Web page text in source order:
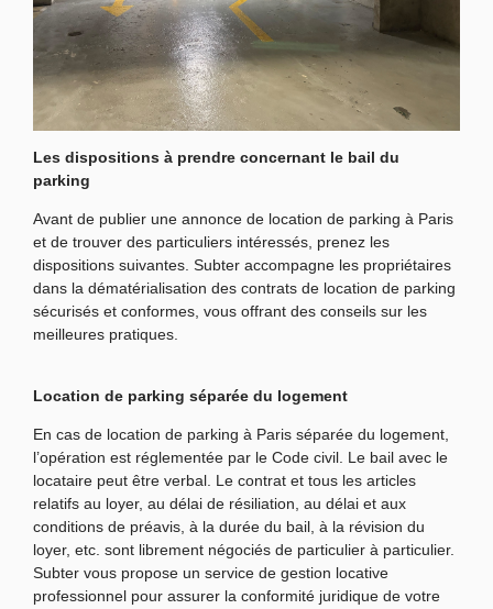
Les dispositions à prendre concernant le bail du
parking
Avant de publier une annonce de location de parking à Paris
et de trouver des particuliers intéressés, prenez les
dispositions suivantes. Subter accompagne les propriétaires
dans la dématérialisation des contrats de location de parking
sécurisés et conformes, vous offrant des conseils sur les
meilleures pratiques.
Location de parking séparée du logement
En cas de location de parking à Paris séparée du logement,
l’opération est réglementée par le Code civil. Le bail avec le
locataire peut être verbal. Le contrat et tous les articles
relatifs au loyer, au délai de résiliation, au délai et aux
conditions de préavis, à la durée du bail, à la révision du
loyer, etc. sont librement négociés de particulier à particulier.
Subter vous propose un service de gestion locative
professionnel pour assurer la conformité juridique de votre